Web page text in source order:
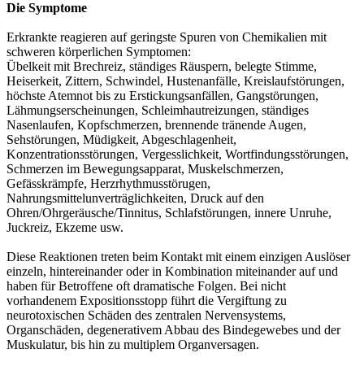
Die Symptome
Erkrankte reagieren auf geringste Spuren von Chemikalien mit
schweren körperlichen Symptomen:
Übelkeit mit Brechreiz, ständiges Räuspern, belegte Stimme,
Heiserkeit, Zittern, Schwindel, Hustenanfälle, Kreislaufstörungen,
höchste Atemnot bis zu Erstickungsanfällen, Gangstörungen,
Lähmungserscheinungen, Schleimhautreizungen, ständiges
Nasenlaufen, Kopfschmerzen, brennende tränende Augen,
Sehstörungen, Müdigkeit, Abgeschlagenheit,
Konzentrationsstörungen, Vergesslichkeit, Wortfindungsstörungen,
Schmerzen im Bewegungsapparat, Muskelschmerzen,
Gefässkrämpfe, Herzrhythmusstörugen,
Nahrungsmittelunverträglichkeiten, Druck auf den
Ohren/Ohrgeräusche/Tinnitus, Schlafstörungen, innere Unruhe,
Juckreiz, Ekzeme usw.
Diese Reaktionen treten beim Kontakt mit einem einzigen Auslöser
einzeln, hintereinander oder in Kombination miteinander auf und
haben für Betroffene oft dramatische Folgen. Bei nicht
vorhandenem Expositionsstopp führt die Vergiftung zu
neurotoxischen Schäden des zentralen Nervensystems,
Organschäden, degenerativem Abbau des Bindegewebes und der
Muskulatur, bis hin zu multiplem Organversagen.